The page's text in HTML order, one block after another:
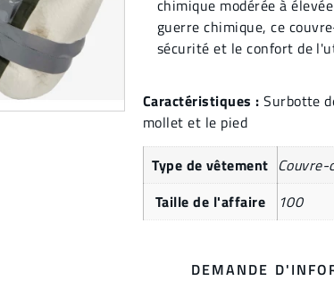
chimique modérée à
guerre chimique, ce
sécurité et le confort de
Caractéristiques :Surbotte
mollet et le pied
Type de vêtement Couvre-
Taille de l'affaire
100
DEMANDE